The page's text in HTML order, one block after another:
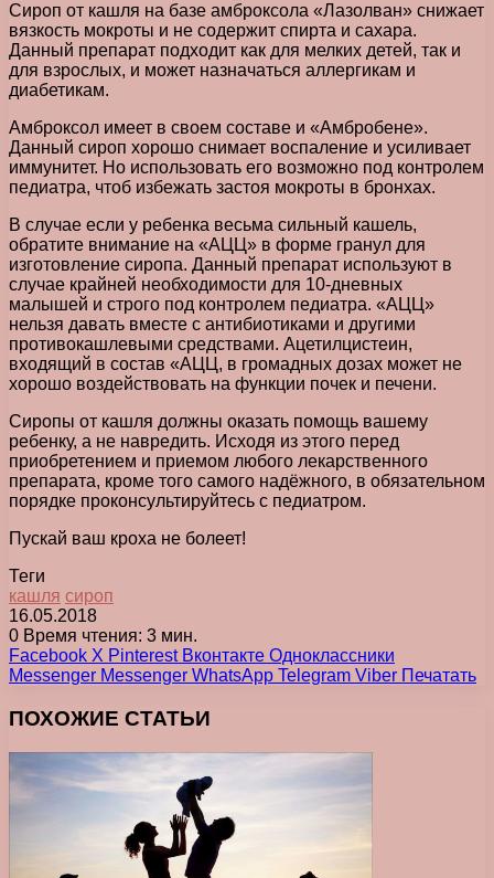
Сироп от кашля на базе амброксола «Лазолван» снижает
вязкость мокроты и не содержит спирта и сахара.
Данный препарат подходит как для мелких детей, так и
для взрослых, и может назначаться аллергикам и
диабетикам.
Амброксол имеет в своем составе и «Амбробене».
Данный сироп хорошо снимает воспаление и усиливает
иммунитет. Но использовать его возможно под контролем
педиатра, чтоб избежать застоя мокроты в бронхах.
В случае если у ребенка весьма сильный кашель,
обратите внимание на «АЦЦ» в форме гранул для
изготовление сиропа. Данный препарат используют в
случае крайней необходимости для 10-дневных
малышей и строго под контролем педиатра. «АЦЦ»
нельзя давать вместе с антибиотиками и другими
противокашлевыми средствами. Ацетилцистеин,
входящий в состав «АЦЦ, в громадных дозах может не
хорошо воздействовать на функции почек и печени.
Сиропы от кашля должны оказать помощь вашему
ребенку, а не навредить. Исходя из этого перед
приобретением и приемом любого лекарственного
препарата, кроме того самого надёжного, в обязательном
порядке проконсультируйтесь с педиатром.
Пускай ваш кроха не болеет!
Теги
кашля сироп
16.05.2018
0 Время чтения: 3 мин.
Facebook X Pinterest Вконтакте Одноклассники
Messenger Messenger WhatsApp Telegram Viber Печатать
ПОХОЖИЕ СТАТЬИ